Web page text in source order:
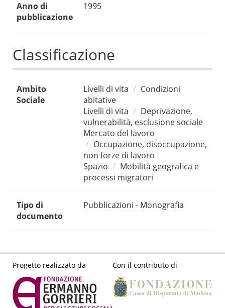
Anno di
pubblicazione
1995
Classificazione
Ambito
Sociale
Livelli di vita
Condizioni
abitative
Livelli di vita
Deprivazione,
vulnerabilità, esclusione sociale
Mercato del lavoro
Occupazione, disoccupazione,
non forze di lavoro
Spazio
Mobilità geografica e
processi migratori
Tipo di
documento
Pubblicazioni - Monografia
Progetto realizzato da Con il contributo di